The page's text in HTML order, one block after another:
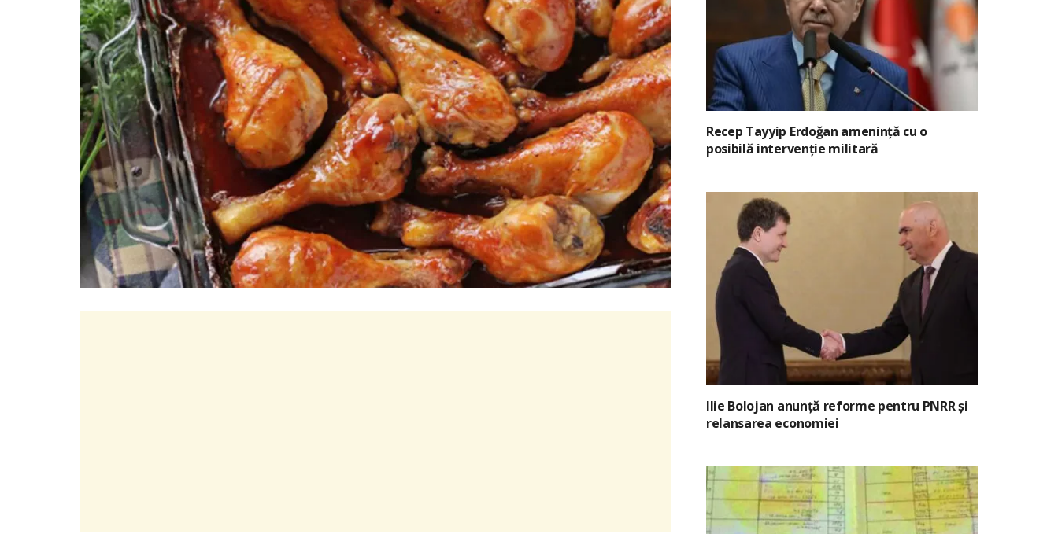
Recep Tayyip Erdoğan amenință cu o
posibilă intervenție militară
Ilie Bolojan anunță reforme pentru PNRR și
relansarea economiei